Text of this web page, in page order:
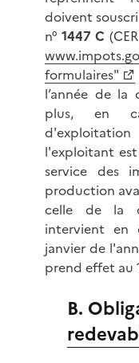
doivent
n°1447 C
formulaires"
l’année de
plus, en
l'exploitant
service des
production
celle de la
intervient en
janvier de
prend effet au
B.